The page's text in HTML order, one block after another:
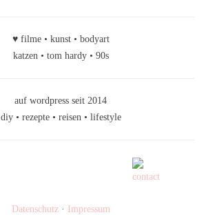
♥ filme • kunst • bodyart
katzen • tom hardy • 90s
auf wordpress seit 2014
diy • rezepte • reisen • lifestyle
Datenschutz· Impressum